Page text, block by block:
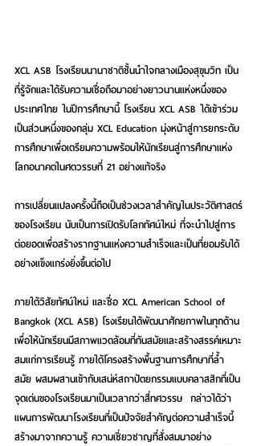
XCL ASB โรงเรียนนานาชาติชั้นนำใจกลางเมืองสุขุมวิท เป็น
ที่รู้จักและได้รับความเชื่อถือมาอย่างยาวนานแห่งหนึ่งของ
ประเทศไทย ในปีการศึกษานี้ โรงเรียน XCL ASB ได้เข้าร่วม
เป็นส่วนหนึ่งของกลุ่ม XCL Education มุ่งหน้าสู่การยกระดับ
การศึกษาเพื่อเตรียมความพร้อมให้นักเรียนสู่การศึกษาแห่ง
โลกอนาคตในศตวรรษที่ 21 อย่างแท้จริง
การเปลี่ยนแปลงครั้งนี้ถือเป็นช่วงเวลาสำคัญในประวัติศาสตร์
ของโรงเรียน นับเป็นการเปิดรับโลกทัศน์ใหม่ ที่จะนำไปสู่การ
ต่อยอดเพื่อสร้างรากฐานแห่งความสำเร็จและเป็นที่ยอมรับได้
อย่างแข็งแกร่งยิ่งขึ้นต่อไป
ภายใต้วิสัยทัศน์ใหม่ และชื่อ XCL American School of
Bangkok (XCL ASB) โรงเรียนได้พัฒนาศักยภาพในทุกด้าน
เพื่อให้นักเรียนมีสภาพแวดล้อมที่ทันสมัยและสร้างสรรค์เหมาะ
สมแก่การเรียนรู้ ภายใต้โครงสร้างพื้นฐานการศึกษาที่ล้ำ
สมัย ผสมผสานเข้ากับเสน่ห์สถาปัตยกรรมแบบคลาสสิกที่เป็น
จุดเด่นของโรงเรียนมาเป็นเวลากว่าสี่ทศวรรษ  กล่าวได้ว่า
แผนการพัฒนาโรงเรียนที่เป็นปัจจัยสำคัญต่อความสำเร็จนี้
สร้างมาจากความรู้ ความเชี่ยวชาญที่สั่งสมมาอย่าง